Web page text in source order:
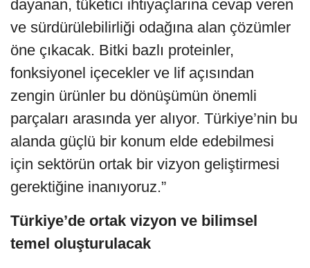
dayanan, tüketici ihtiyaçlarına cevap veren
ve sürdürülebilirliği odağına alan çözümler
öne çıkacak. Bitki bazlı proteinler,
fonksiyonel içecekler ve lif açısından
zengin ürünler bu dönüşümün önemli
parçaları arasında yer alıyor. Türkiye’nin bu
alanda güçlü bir konum elde edebilmesi
için sektörün ortak bir vizyon geliştirmesi
gerektiğine inanıyoruz.”
Türkiye’de ortak vizyon ve bilimsel
temel oluşturulacak